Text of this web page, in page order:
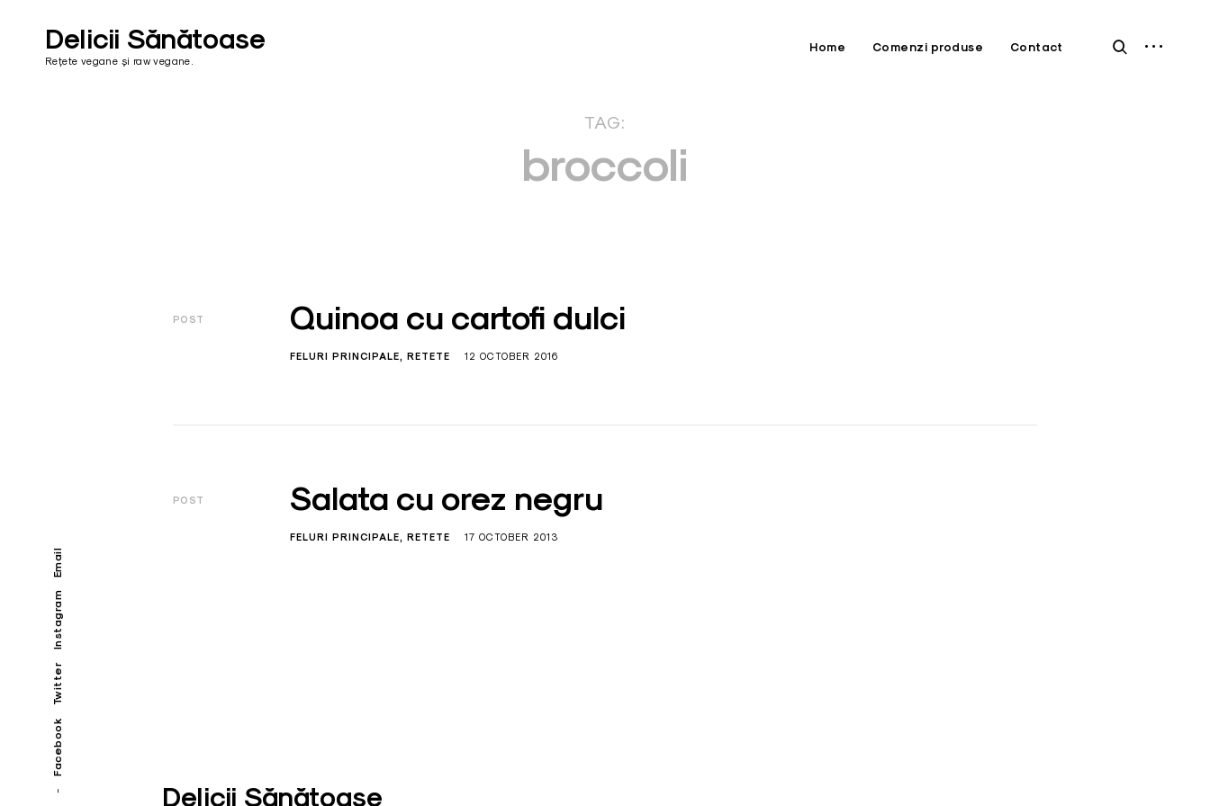
Delicii Sănătoase
Rețete vegane și raw vegane.
Home Comenzi produse Contact
open
open
Facebook
Twitter
Instagram
Email
TAG:
broccoli
POST Quinoa cu cartofi dulci
FELURI PRINCIPALE RETETE 12 OCTOBER 2016
POST Salata cu orez negru
FELURI PRINCIPALE RETETE 17 OCTOBER 2013
Delicii Sănătoase